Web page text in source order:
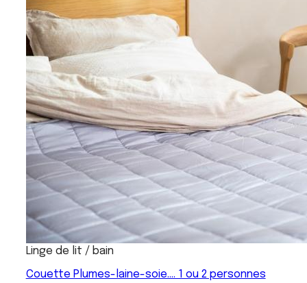
Linge de lit / bain
Couette Plumes-laine-soie.... 1 ou 2 personnes